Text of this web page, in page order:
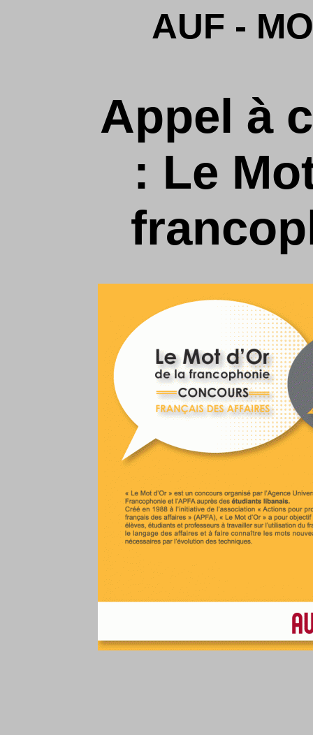
AUF -
Appel à
: Le